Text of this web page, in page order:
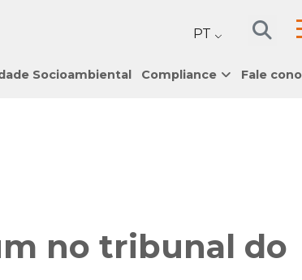
PT
Socioambiental Compliance Fale
no tribunal do